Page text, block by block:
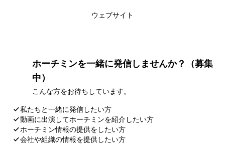
ウェブサイト
ホーチミンを一緒に発信しませんか？（募集
中）
こんな方をお待ちしています。
私たちと一緒に発信したい方
動画に出演してホーチミンを紹介したい方
ホーチミン情報の提供をしたい方
会社や組織の情報を提供したい方